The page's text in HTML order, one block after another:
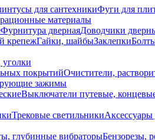
для сантехникиФуги для
материалы
Фурнитура двернаяДоводчики
крепежГайки, шайбыЗаклепки
покрытийОчистители,
зажимы
Выключатели путевые,
Трековые светильникиАксессуары
глубинные вибраторыБензорезы,